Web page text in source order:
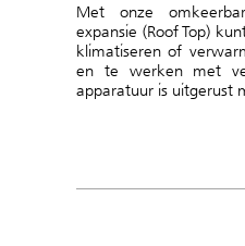
Met onze
expansie (Roof Top)
klimatiseren of
en te werken met
apparatuur is uitgerust